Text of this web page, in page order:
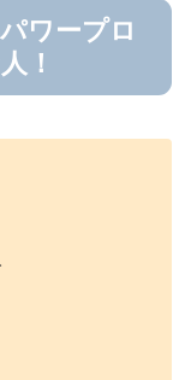
ワープロ
！